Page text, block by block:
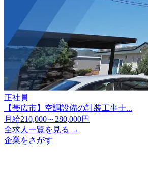
正社員
【帯広市】空調設備の計装工事士...
月給210,000～280,000円
全求人一覧を見る →
企業をさがす